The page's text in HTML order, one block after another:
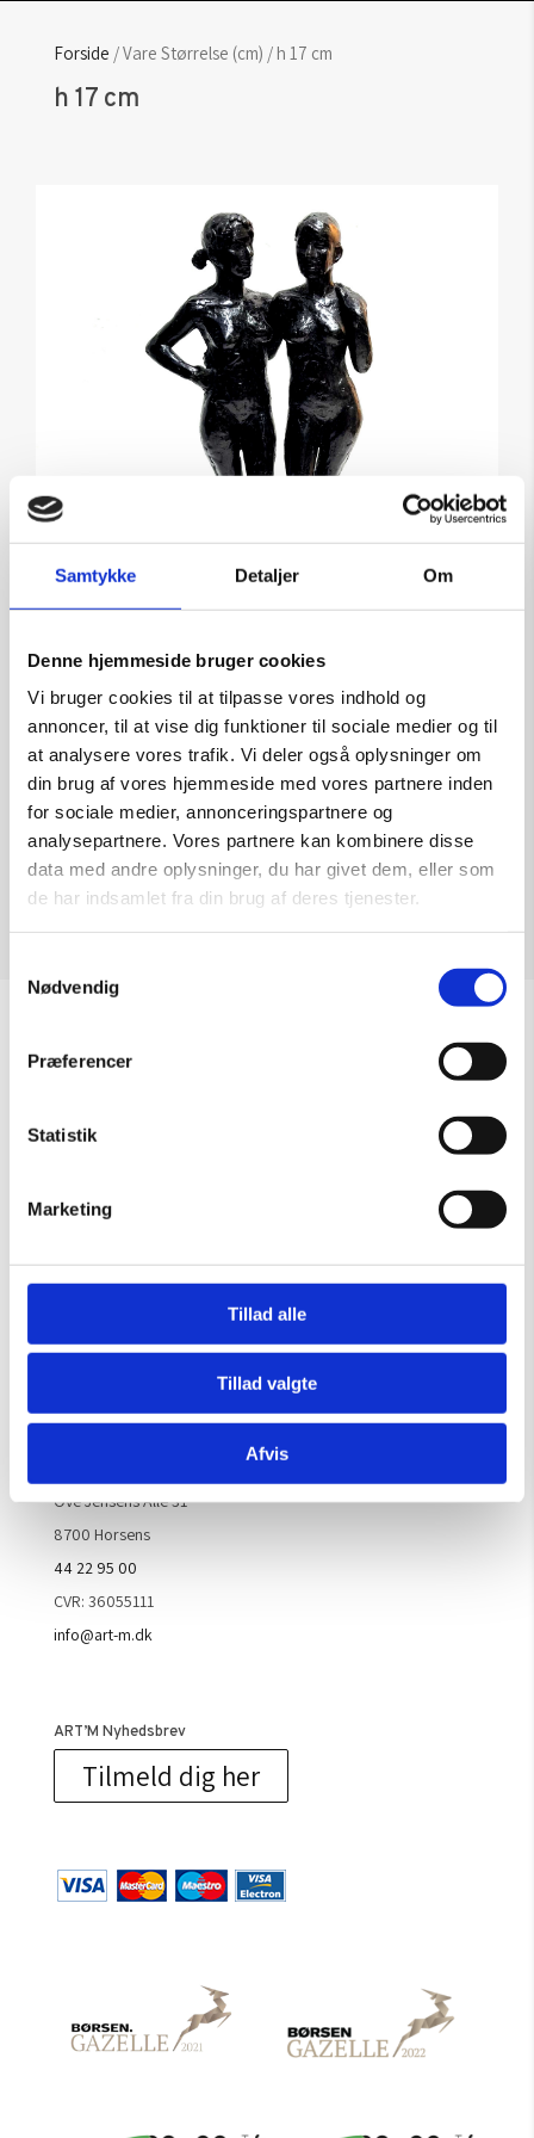
Samtykke Detaljer Om
Denne hjemmeside bruger cookies
Vi bruger cookies til at tilpasse vores indhold og
annoncer, til at vise dig funktioner til sociale medier og til
at analysere vores trafik. Vi deler også oplysninger om
din brug af vores hjemmeside med vores partnere inden
for sociale medier, annonceringspartnere og
analysepartnere. Vores partnere kan kombinere disse
data med andre oplysninger, du har givet dem, eller som
de har indsamlet fra din brug af deres tjenester.
Nødvendig
Præferencer
Statistik
Marketing
Tillad alle
Tillad valgte
Afvis
Forside / Vare Størrelse (cm) / h 17 cm
h 17 cm
Skulptur af Lone Osmann: Modeller
Kunstner: Lone Osmann
Størrelse: h 17 cm
Tilføj til kurv
OBS: Galleriet er lukket i uge 29
Mandag – Torsdag:
Lørdag, søndag & helligdage:
Handelsbetingelser
Ove Jensens Allé 31
8700 Horsens
44 22 95 00
CVR: 36055111
info@art-m.dk
ART’M Nyhedsbrev
Tilmeld dig her